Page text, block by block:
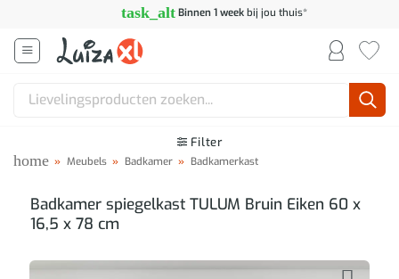
inhoud
task_alt Binnen 1 weekbij jou thuis*
Zoeken
Filter
home » Meubels » Badkamer » Badkamerkast
Badkamer spiegelkast TULUM Bruin Eiken 60 x
16,5 x 78 cm